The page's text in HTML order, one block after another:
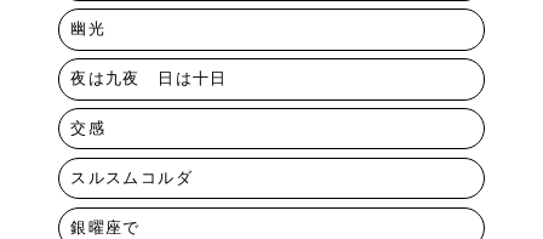
幽光
夜は九夜 日は十日
交感
スルスムコルダ
銀曜座で